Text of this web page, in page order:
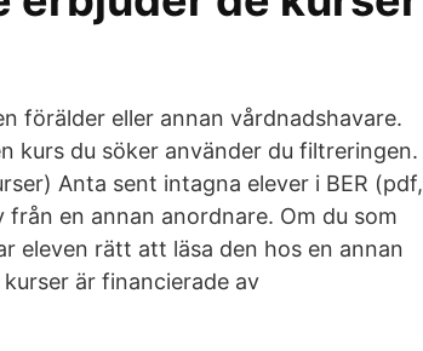
förälder eller annan vårdnadshavare.
kurs du söker använder du filtreringen.
Anta sent intagna elever i BER (pdf,
en annan anordnare. Om du som
eleven rätt att läsa den hos en annan
är financierade av